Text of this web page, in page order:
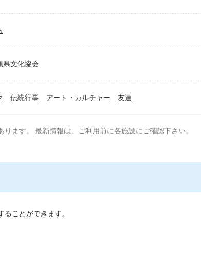
県文化協会
伝統行事 アート・カルチャー 友達
ます。 最新情報は、ご利用前に各施設にご確認下さい。
ことができます。